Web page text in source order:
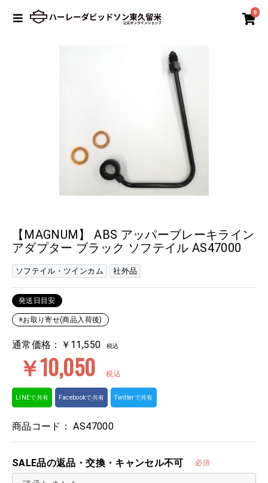
0
【MAGNUM】 ABS アッパーブレーキライン
アダプター ブラック ソフテイル AS47000
ソフテイル・ツインカム 社外品
発送日目安
※お取り寄せ(商品入荷後)
通常価格：￥11,550 税込
￥10,050 税込
LINEで共有 Facebookで共有 Twitterで共有
商品コード：AS47000
SALE品の返品・交換・キャンセル不可 必須